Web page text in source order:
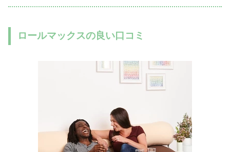
ロールマックスの良い口コミ